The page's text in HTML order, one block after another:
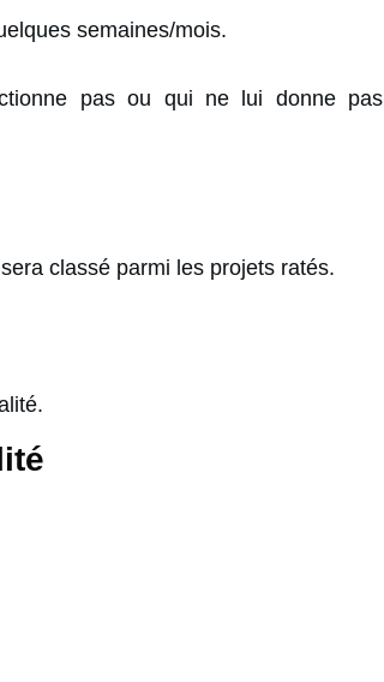
semaines/mois.
pas ou qui ne lui donne pas
classé parmi les projets ratés.